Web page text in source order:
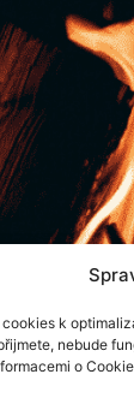
k
nebude
o